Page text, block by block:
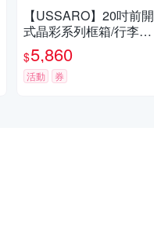
【USSARO】20吋前開
式晶彩系列框箱/行李箱/
旅行箱/登機箱(綠)
$5,860
活動 券